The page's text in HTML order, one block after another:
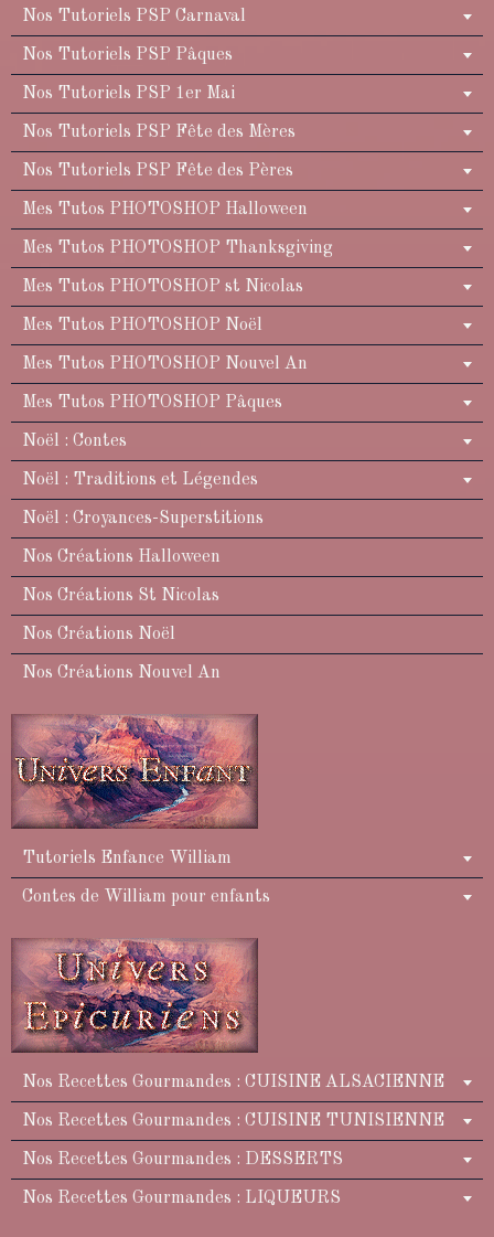
Nos Tutoriels PSP Carnaval
Nos Tutoriels PSP Pâques
Nos Tutoriels PSP 1er Mai
Nos Tutoriels PSP Fête des Mères
Nos Tutoriels PSP Fête des Pères
Mes Tutos PHOTOSHOP Halloween
Mes Tutos PHOTOSHOP Thanksgiving
Mes Tutos PHOTOSHOP st Nicolas
Mes Tutos PHOTOSHOP Noël
Mes Tutos PHOTOSHOP Nouvel An
Mes Tutos PHOTOSHOP Pâques
Noël : Contes
Noël : Traditions et Légendes
Noël : Croyances-Superstitions
Nos Créations Halloween
Nos Créations St Nicolas
Nos Créations Noël
Nos Créations Nouvel An
Tutoriels Enfance William
Contes de William pour enfants
Nos Recettes Gourmandes : CUISINE ALSACIENNE
Nos Recettes Gourmandes : CUISINE TUNISIENNE
Nos Recettes Gourmandes : DESSERTS
Nos Recettes Gourmandes : LIQUEURS